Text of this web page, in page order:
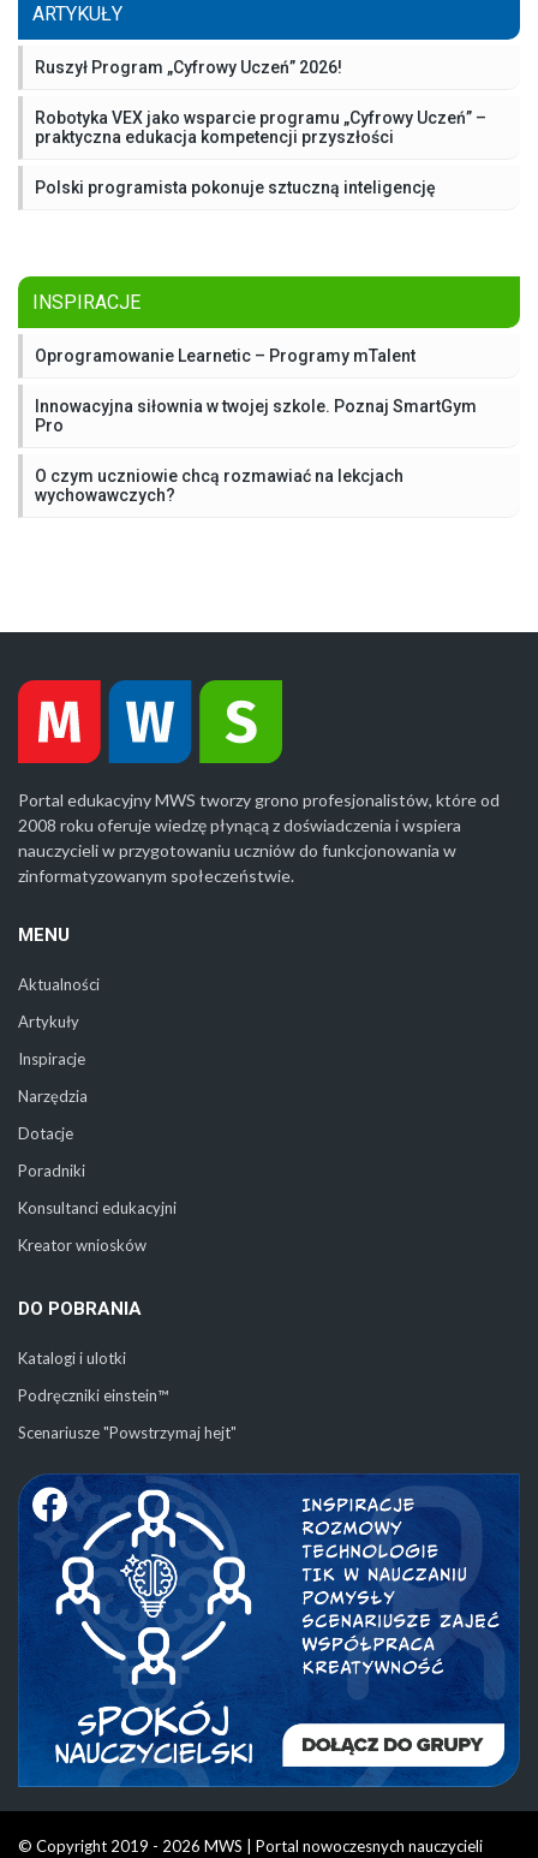
ARTYKUŁY
Ruszył Program „Cyfrowy Uczeń” 2026!
Robotyka VEX jako wsparcie programu „Cyfrowy Uczeń” –
praktyczna edukacja kompetencji przyszłości
Polski programista pokonuje sztuczną inteligencję
INSPIRACJE
Oprogramowanie Learnetic – Programy mTalent
Innowacyjna siłownia w twojej szkole. Poznaj SmartGym
Pro
O czym uczniowie chcą rozmawiać na lekcjach
wychowawczych?
Portal edukacyjny MWS tworzy grono profesjonalistów, które od
2008 roku oferuje wiedzę płynącą z doświadczenia i wspiera
nauczycieli w przygotowaniu uczniów do funkcjonowania w
zinformatyzowanym społeczeństwie.
MENU
Aktualności
Artykuły
Inspiracje
Narzędzia
Dotacje
Poradniki
Konsultanci edukacyjni
Kreator wniosków
DO POBRANIA
Katalogi i ulotki
Podręczniki einstein™
Scenariusze "Powstrzymaj hejt"
© Copyright 2019 - 2026 MWS | Portal nowoczesnych nauczycieli